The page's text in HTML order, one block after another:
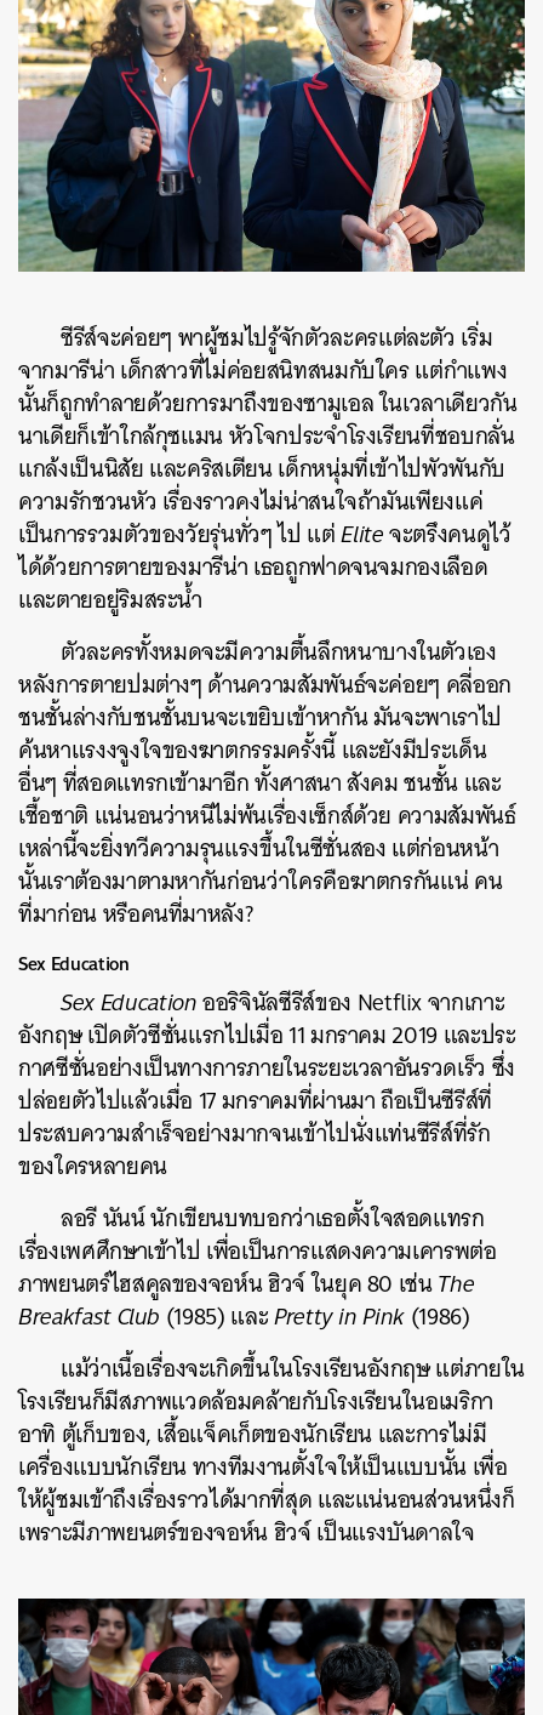
ซีรีส์จะค่อยๆ พาผู้ชมไปรู้จักตัวละครแต่ละตัว เริ่ม
จากมารีน่า เด็กสาวที่ไม่ค่อยสนิทสนมกับใคร แต่กำแพง
นั้นก็ถูกทำลายด้วยการมาถึงของซามูเอล ในเวลาเดียวกัน
นาเดียก็เข้าใกล้กุซแมน หัวโจกประจำโรงเรียนที่ชอบกลั่น
แกล้งเป็นนิสัย และคริสเตียน เด็กหนุ่มที่เข้าไปพัวพันกับ
ความรักชวนหัว เรื่องราวคงไม่น่าสนใจถ้ามันเพียงแค่
เป็นการรวมตัวของวัยรุ่นทั่วๆ ไป แต่Eliteจะตรึงคนดูไว้
ได้ด้วยการตายของมารีน่า เธอถูกฟาดจนจมกองเลือด
และตายอยู่ริมสระน้ำ
ตัวละครทั้งหมดจะมีความตื้นลึกหนาบางในตัวเอง
หลังการตายปมต่างๆ ด้านความสัมพันธ์จะค่อยๆ คลี่ออก
ชนชั้นล่างกับชนชั้นบนจะเขยิบเข้าหากัน มันจะพาเราไป
ค้นหาแรงงจูงใจของฆาตกรรมครั้งนี้ และยังมีประเด็น
อื่นๆ ที่สอดแทรกเข้ามาอีก ทั้งศาสนา สังคม ชนชั้น และ
เชื้อชาติ แน่นอนว่าหนีไม่พ้นเรื่องเซ็กส์ด้วย ความสัมพันธ์
เหล่านี้จะยิ่งทวีความรุนแรงขึ้นในซีซั่นสอง แต่ก่อนหน้า
นั้นเราต้องมาตามหากันก่อนว่าใครคือฆาตกรกันแน่ คน
ที่มาก่อน หรือคนที่มาหลัง?
Sex Education
Sex Educationออริจินัลซีรีส์ของ Netflix จากเกาะ
อังกฤษ เปิดตัวซีซั่นแรกไปเมื่อ 11 มกราคม 2019 และประ
กาศซีซั่นอย่างเป็นทางการภายในระยะเวลาอันรวดเร็ว ซึ่ง
ปล่อยตัวไปแล้วเมื่อ 17 มกราคมที่ผ่านมา ถือเป็นซีรีส์ที่
ประสบความสำเร็จอย่างมากจนเข้าไปนั่งแท่นซีรีส์ที่รัก
ของใครหลายคน
ลอรี นันน์ นักเขียนบทบอกว่าเธอตั้งใจสอดแทรก
เรื่องเพศศึกษาเข้าไป เพื่อเป็นการแสดงความเคารพต่อ
ภาพยนตร์ไฮสคูลของจอห์น ฮิวจ์ ในยุค 80 เช่นThe
Breakfast Club (1985) และPretty in Pink(1986)
แม้ว่าเนื้อเรื่องจะเกิดขึ้นในโรงเรียนอังกฤษ แต่ภายใน
โรงเรียนก็มีสภาพแวดล้อมคล้ายกับโรงเรียนในอเมริกา
อาทิ ตู้เก็บของ, เสื้อแจ็คเก็ตของนักเรียน และการไม่มี
เครื่องแบบนักเรียน ทางทีมงานตั้งใจให้เป็นแบบนั้น เพื่อ
ให้ผู้ชมเข้าถึงเรื่องราวได้มากที่สุด และแน่นอนส่วนหนึ่งก็
เพราะมีภาพยนตร์ของจอห์น ฮิวจ์ เป็นแรงบันดาลใจ